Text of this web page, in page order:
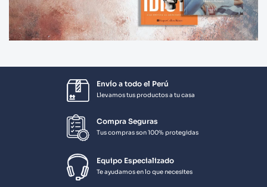
Envío a todo el Perú
Llevamos tus productos a tu casa
Compra Seguras
Tus compras son 100% protegidas
Equipo Especializado
Te ayudamos en lo que necesites